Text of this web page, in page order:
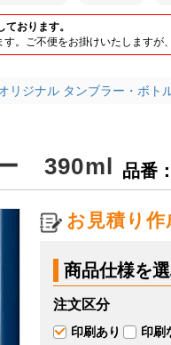
おります。
。ご不便をお掛けいたしますが
リジナル タンブラー・ボト
ー 390ml 品番
お見積り作
商品仕様を
注文区分
印刷あり 印刷